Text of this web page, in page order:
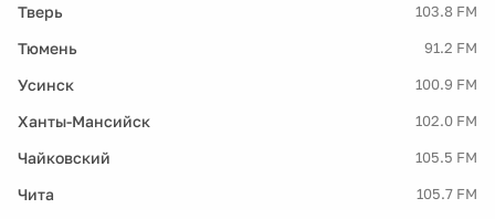
Тверь 103.8 FM
Тюмень 91.2 FM
Усинск 100.9 FM
Ханты-Мансийск 102.0 FM
Чайковский 105.5 FM
Чита 105.7 FM